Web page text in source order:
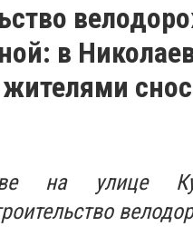
в
жителями снос
на улице